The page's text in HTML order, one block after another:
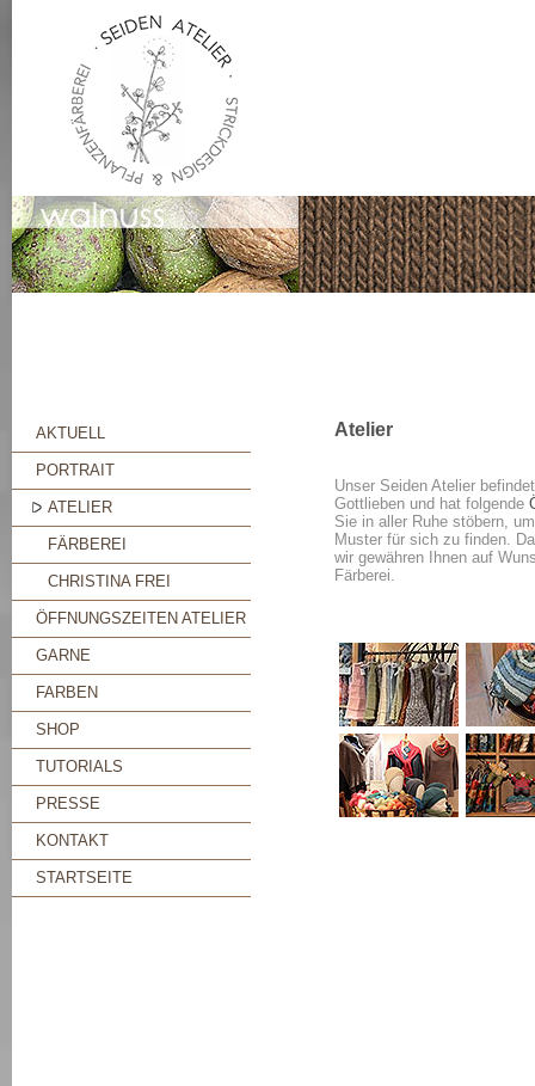
AKTUELL
PORTRAIT
ATELIER
FÄRBEREI
CHRISTINA FREI
ÖFFNUNGSZEITEN ATELIER
GARNE
FARBEN
SHOP
TUTORIALS
PRESSE
KONTAKT
STARTSEITE
Atelier
Unser Seiden Atelier
Gottlieben und hat folgende
Sie in aller Ruhe stöbern,
Muster für sich zu finden.
wir gewähren Ihnen auf
Färberei.